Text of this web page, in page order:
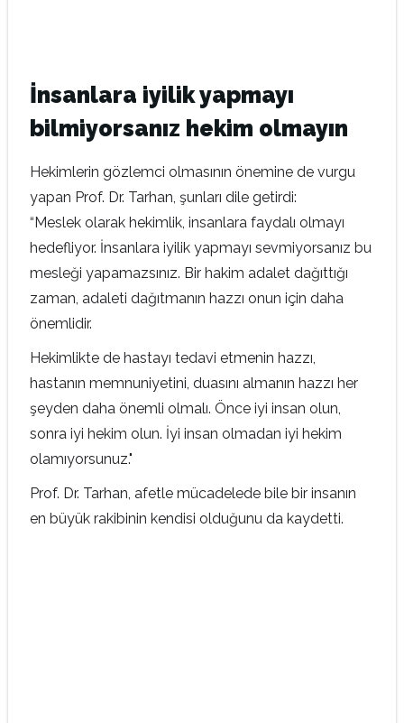
İnsanlara iyilik yapmayı
bilmiyorsanız hekim olmayın
Hekimlerin gözlemci olmasının önemine de vurgu
yapan Prof. Dr. Tarhan, şunları dile getirdi:
“Meslek olarak hekimlik, insanlara faydalı olmayı
hedefliyor. İnsanlara iyilik yapmayı sevmiyorsanız bu
mesleği yapamazsınız. Bir hakim adalet dağıttığı
zaman, adaleti dağıtmanın hazzı onun için daha
önemlidir.
Hekimlikte de hastayı tedavi etmenin hazzı,
hastanın memnuniyetini, duasını almanın hazzı her
şeyden daha önemli olmalı. Önce iyi insan olun,
sonra iyi hekim olun. İyi insan olmadan iyi hekim
olamıyorsunuz."
Prof. Dr. Tarhan, afetle mücadelede bile bir insanın
en büyük rakibinin kendisi olduğunu da kaydetti.